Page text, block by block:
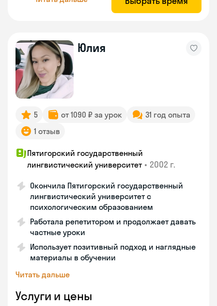
Юлия
5 от 1090 ₽ за урок
31 год опыта
1 отзыв
Пятигорский государственный
лингвистический университет • 2002 г.
Окончила Пятигорский государственный
лингвистический университет с
психологическим образованием
Работала репетитором и продолжает давать
частные уроки
Использует позитивный подход и наглядные
материалы в обучении
Читать дальше
Услуги и цены